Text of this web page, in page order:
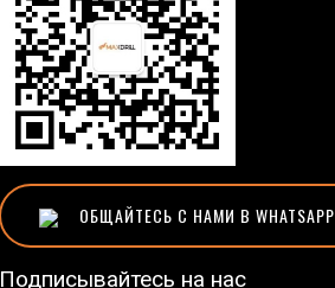
ОБЩАЙТЕСЬ С НАМИ В WHATSAPP
Подписывайтесь на нас